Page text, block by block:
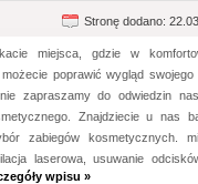
Stronę dodano:
miejsca, gdzie w
poprawić wygląd swojego
zapraszamy do odwiedzin
Znajdziecie u nas
zabiegów kosmetycznych.
laserowa, usuwanie
wpisu »